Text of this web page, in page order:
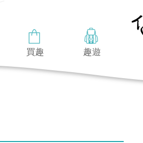
買趣 趣遊